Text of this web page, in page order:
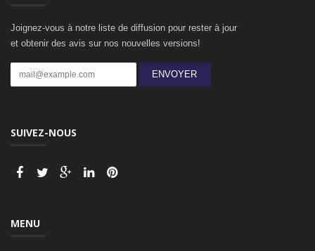
Joignez-vous à notre liste de diffusion pour rester à jour
et obtenir des avis sur nos nouvelles versions!
ENVOYER
SUIVEZ-NOUS
MENU